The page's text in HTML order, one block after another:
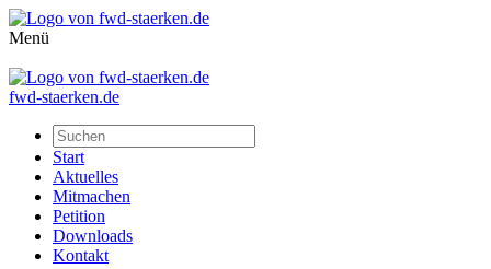
Menü
fwd-staerken.de
Start
Aktuelles
Mitmachen
Petition
Downloads
Kontakt